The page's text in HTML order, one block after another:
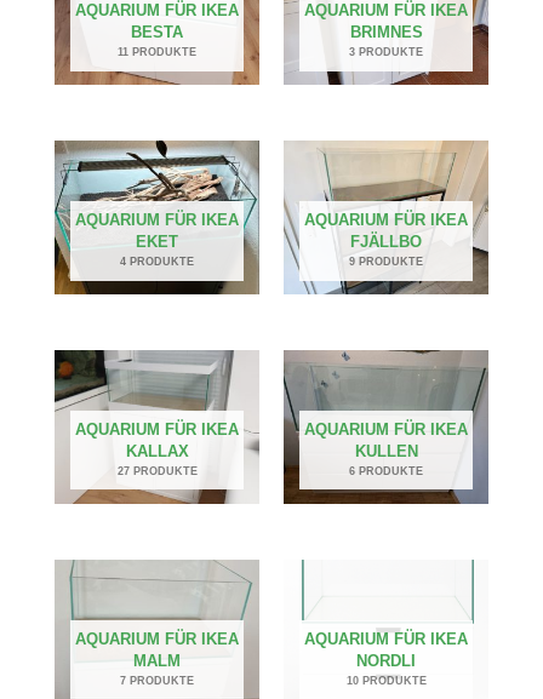
AQUARIUM FÜR IKEA
BESTA
11 PRODUKTE
AQUARIUM FÜR IKEA
BRIMNES
3 PRODUKTE
AQUARIUM FÜR IKEA
EKET
4 PRODUKTE
AQUARIUM FÜR IKEA
FJÄLLBO
9 PRODUKTE
AQUARIUM FÜR IKEA
KALLAX
27 PRODUKTE
AQUARIUM FÜR IKEA
KULLEN
6 PRODUKTE
AQUARIUM FÜR IKEA
MALM
7 PRODUKTE
AQUARIUM FÜR IKEA
NORDLI
10 PRODUKTE